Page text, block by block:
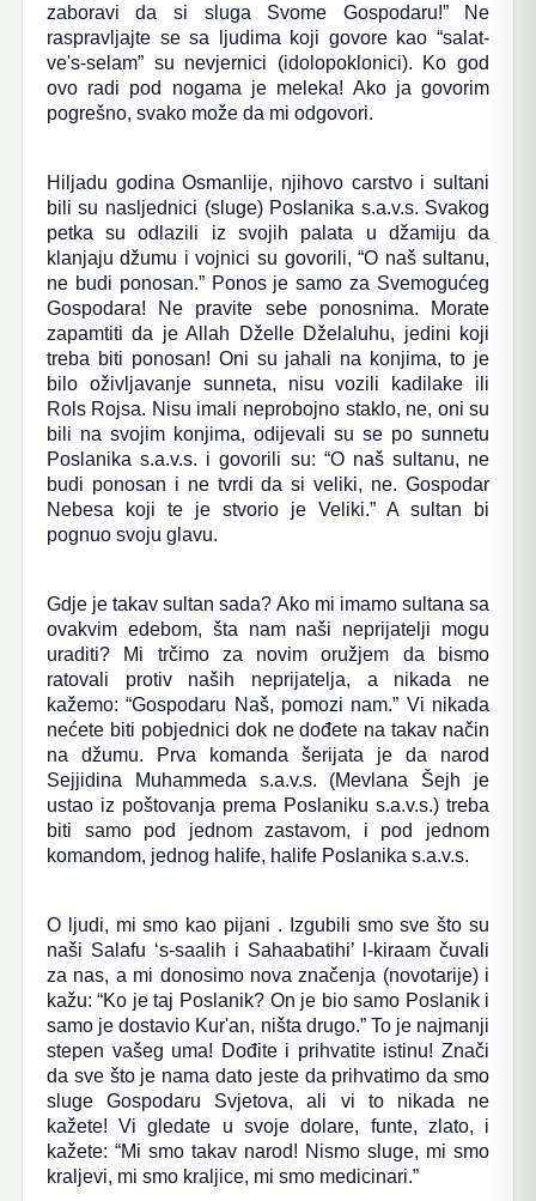
zaboravi da si sluga Svome Gospodaru!” Ne
raspravljajte se sa ljudima koji govore kao “salat-
ve's-selam” su nevjernici (idolopoklonici). Ko god
ovo radi pod nogama je meleka! Ako ja govorim
pogrešno, svako može da mi odgovori.
Hiljadu godina Osmanlije, njihovo carstvo i sultani
bili su nasljednici (sluge) Poslanika s.a.v.s. Svakog
petka su odlazili iz svojih palata u džamiju da
klanjaju džumu i vojnici su govorili, “O naš sultanu,
ne budi ponosan.” Ponos je samo za Svemogućeg
Gospodara! Ne pravite sebe ponosnima. Morate
zapamtiti da je Allah Dželle Dželaluhu, jedini koji
treba biti ponosan! Oni su jahali na konjima, to je
bilo oživljavanje sunneta, nisu vozili kadilake ili
Rols Rojsa. Nisu imali neprobojno staklo, ne, oni su
bili na svojim konjima, odijevali su se po sunnetu
Poslanika s.a.v.s. i govorili su: “O naš sultanu, ne
budi ponosan i ne tvrdi da si veliki, ne. Gospodar
Nebesa koji te je stvorio je Veliki.” A sultan bi
pognuo svoju glavu.
Gdje je takav sultan sada? Ako mi imamo sultana sa
ovakvim edebom, šta nam naši neprijatelji mogu
uraditi? Mi trčimo za novim oružjem da bismo
ratovali protiv naših neprijatelja, a nikada ne
kažemo: “Gospodaru Naš, pomozi nam.” Vi nikada
nećete biti pobjednici dok ne dođete na takav način
na džumu. Prva komanda šerijata je da narod
Sejjidina Muhammeda s.a.v.s. (Mevlana Šejh je
ustao iz poštovanja prema Poslaniku s.a.v.s.) treba
biti samo pod jednom zastavom, i pod jednom
komandom, jednog halife, halife Poslanika s.a.v.s.
O ljudi, mi smo kao pijani . Izgubili smo sve što su
naši Salafu ‘s-saalih i Sahaabatihi’ l-kiraam čuvali
za nas, a mi donosimo nova značenja (novotarije) i
kažu: “Ko je taj Poslanik? On je bio samo Poslanik i
samo je dostavio Kur'an, ništa drugo.” To je najmanji
stepen vašeg uma! Dođite i prihvatite istinu! Znači
da sve što je nama dato jeste da prihvatimo da smo
sluge Gospodaru Svjetova, ali vi to nikada ne
kažete! Vi gledate u svoje dolare, funte, zlato, i
kažete: “Mi smo takav narod! Nismo sluge, mi smo
kraljevi, mi smo kraljice, mi smo medicinari.”